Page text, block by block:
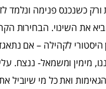
ורק כשנכנס פנימה ונלמד
את השינוי. הבחירות
היסטורי לקהילה – אם
מימין ומשמאל- ננצח.
ואת כל מי שיוביל